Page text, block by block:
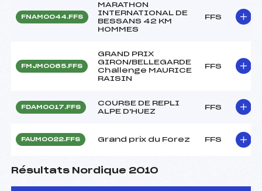
FNAM0044.FFS
MARATHON
INTERNATIONAL DE
BESSANS 42 KM
HOMMES
FFS
FMJM0065.FFS
GRAND PRIX
GIRON/BELLEGARDE
Challenge MAURICE
RAISIN
FFS
FDAM0017.FFS
COURSE DE REPLI
ALPE D'HUEZ
FFS
FAUM0022.FFS Grand prix du Forez FFS
Résultats Nordique 2010